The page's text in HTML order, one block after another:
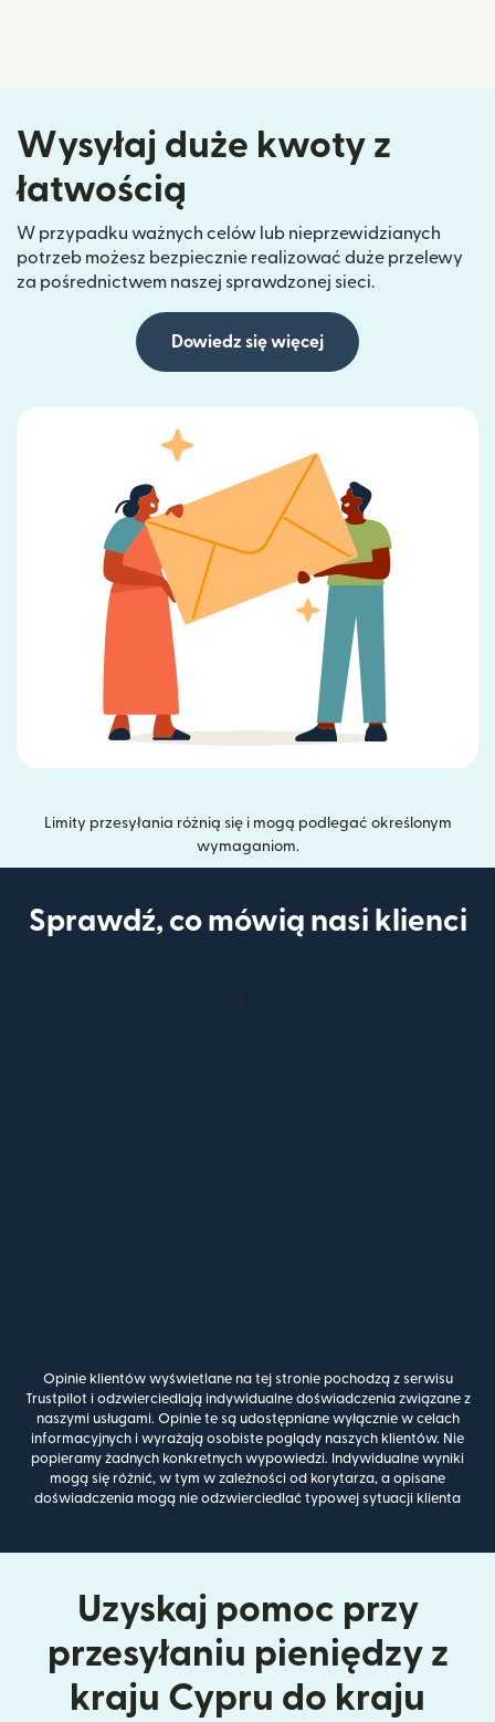
Wysyłaj duże kwoty z
łatwością
W przypadku ważnych celów lub nieprzewidzianych
potrzeb możesz bezpiecznie realizować duże przelewy
za pośrednictwem naszej sprawdzonej sieci.
Dowiedz się więcej
Limity przesyłania różnią się i mogą podlegać określonym
wymaganiom.
Sprawdź, co mówią nasi klienci
Opinie klientów wyświetlane na tej stronie pochodzą z serwisu
Trustpilot i odzwierciedlają indywidualne doświadczenia związane z
naszymi usługami. Opinie te są udostępniane wyłącznie w celach
informacyjnych i wyrażają osobiste poglądy naszych klientów. Nie
popieramy żadnych konkretnych wypowiedzi. Indywidualne wyniki
mogą się różnić, w tym w zależności od korytarza, a opisane
doświadczenia mogą nie odzwierciedlać typowej sytuacji klienta
Uzyskaj pomoc przy
przesyłaniu pieniędzy z
kraju Cypru do kraju